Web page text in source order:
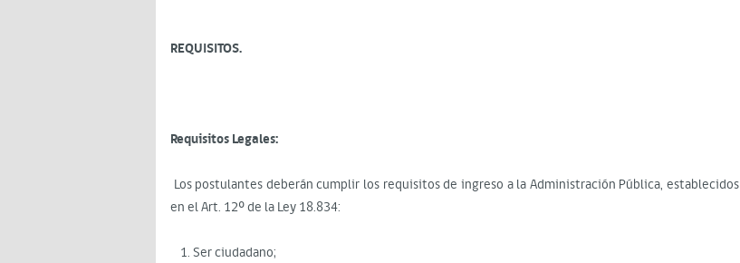
REQUISITOS.
Requisitos Legales:
Los postulantes deberán cumplir los requisitos de ingreso a la Administración Pública, establecidos
en el Art. 12º de la Ley 18.834:
Ser ciudadano;